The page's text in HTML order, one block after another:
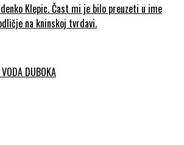
Klepic. Čast mi je bilo preuzeti u ime
na kninskoj tvrdavi.
DUBOKA